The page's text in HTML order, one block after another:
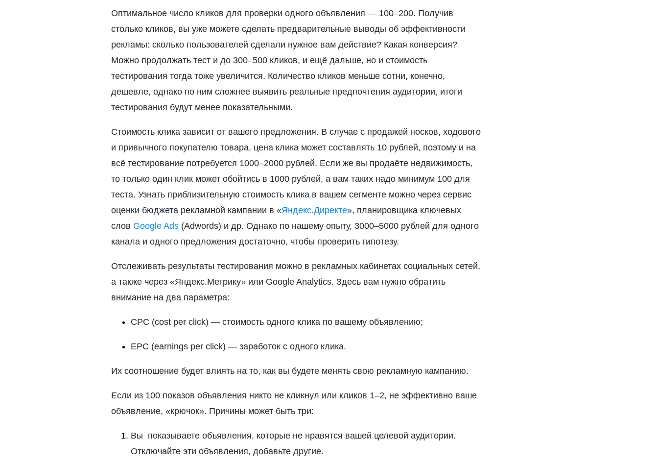
Оптимальное число кликов для проверки одного объявления — 100–200. Получив
столько кликов, вы уже можете сделать предварительные выводы об эффективности
рекламы: сколько пользователей сделали нужное вам действие? Какая конверсия?
Можно продолжать тест и до 300–500 кликов, и ещё дальше, но и стоимость
тестирования тогда тоже увеличится. Количество кликов меньше сотни, конечно,
дешевле, однако по ним сложнее выявить реальные предпочтения аудитории, итоги
тестирования будут менее показательными.
Стоимость клика зависит от вашего предложения. В случае с продажей носков, ходового
и привычного покупателю товара, цена клика может составлять 10 рублей, поэтому и на
всё тестирование потребуется 1000–2000 рублей. Если же вы продаёте недвижимость,
то только один клик может обойтись в 1000 рублей, а вам таких надо минимум 100 для
теста. Узнать приблизительную стоимость клика в вашем сегменте можно через сервис
оценки бюджета рекламной кампании в «Яндекс.Директе», планировщика ключевых
слов Google Ads (Adwords) и др. Однако по нашему опыту, 3000–5000 рублей для одного
канала и одного предложения достаточно, чтобы проверить гипотезу.
Отслеживать результаты тестирования можно в рекламных кабинетах социальных сетей,
а также через «Яндекс.Метрику» или Google Analytics. Здесь вам нужно обратить
внимание на два параметра:
CPC (cost per click) — стоимость одного клика по вашему объявлению;
EPC (earnings per click) — заработок с одного клика.
Их соотношение будет влиять на то, как вы будете менять свою рекламную кампанию.
Если из 100 показов объявления никто не кликнул или кликов 1–2, не эффективно ваше
объявление, «крючок». Причины может быть три:
Вы показываете объявления, которые не нравятся вашей целевой аудитории.
Отключайте эти объявления, добавьте другие.